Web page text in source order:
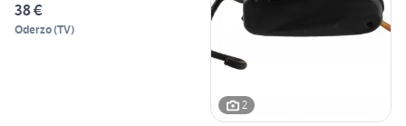
38 €
Oderzo(TV)
2